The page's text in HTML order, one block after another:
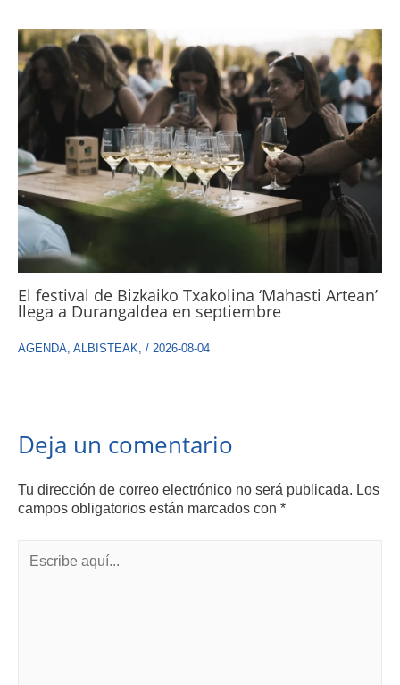
El festival de Bizkaiko Txakolina ‘Mahasti Artean’
llega a Durangaldea en septiembre
AGENDA, ALBISTEAK, / 2026-08-04
Deja un comentario
Tu dirección de correo electrónico no será publicada. Los
campos obligatorios están marcados con *